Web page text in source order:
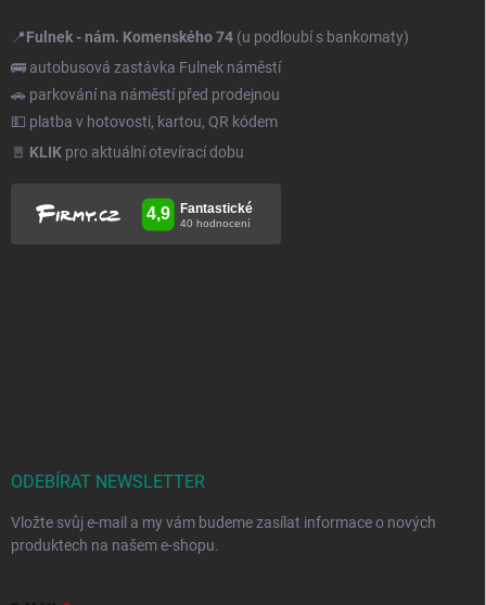
📍Fulnek - nám. Komenského 74 (u podloubí s bankomaty)
🚌 autobusová zastávka Fulnek náměstí
🚗 parkování na náměstí před prodejnou
💵 platba v hotovosti, kartou, QR kódem
🚪 KLIK pro aktuální otevírací dobu
ODEBÍRAT NEWSLETTER
Vložte svůj e-mail a my vám budeme zasílat informace o nových
produktech na našem e-shopu.